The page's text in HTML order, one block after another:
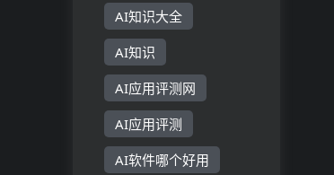
AI知识大全
AI知识
AI应用评测网
AI应用评测
AI软件哪个好用